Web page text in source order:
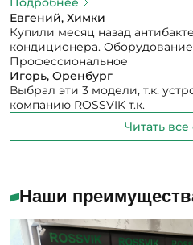
reiciendis sed, suscipit tempore
Евгений, Химки
Купили месяц назад
кондиционера. Оборудование отменное,
Профессиональное
Игорь, Оренбург
Выбрал эти 3 модели, т.к.
компанию ROSSVIK т.к.
Читать
Наши